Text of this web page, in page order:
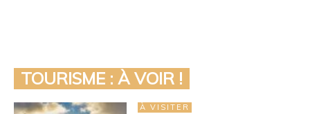
TOURISME : À VOIR !
À VISITER